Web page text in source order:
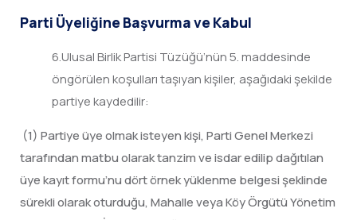
Parti Üyeliğine Başvurma ve Kabul
6.Ulusal Birlik Partisi Tüzüğü’nün 5. maddesinde
öngörülen koşulları taşıyan kişiler, aşağıdaki şekilde
partiye kaydedilir:
(1) Partiye üye olmak isteyen kişi, Parti Genel Merkezi
tarafından matbu olarak tanzim ve isdar edilip dağıtılan
üye kayıt formu’nu dört örnek yüklenme belgesi şeklinde
sürekli olarak oturduğu, Mahalle veya Köy Örgütü Yönetim